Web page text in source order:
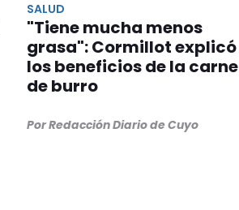
SALUD
"Tiene mucha menos
grasa": Cormillot explicó
los beneficios de la carne
de burro
Por Redacción Diario de Cuyo